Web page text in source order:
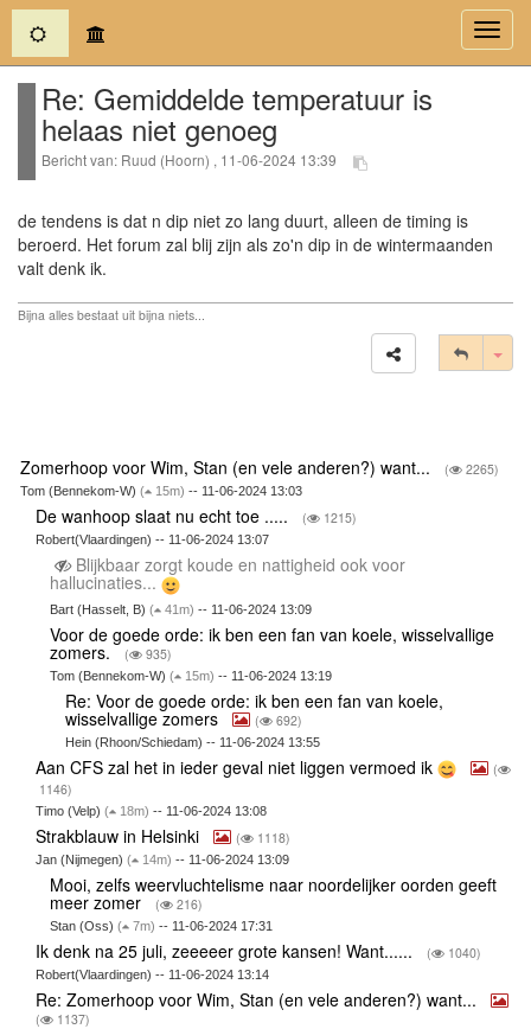
(current)
Re: Gemiddelde temperatuur is
helaas niet genoeg
Bericht van: Ruud (Hoorn) , 11-06-2024 13:39
de tendens is dat n dip niet zo lang duurt, alleen de timing is
beroerd. Het forum zal blij zijn als zo'n dip in de wintermaanden
valt denk ik.
Bijna alles bestaat uit bijna niets...
Zomerhoop voor Wim, Stan (en vele anderen?) want... ( 2265)
Tom (Bennekom-W) ( 15m) -- 11-06-2024 13:03
De wanhoop slaat nu echt toe ..... ( 1215)
Robert(Vlaardingen) -- 11-06-2024 13:07
Blijkbaar zorgt koude en nattigheid ook voor
hallucinaties...
Bart (Hasselt, B)( 41m) -- 11-06-2024 13:09
Voor de goede orde: ik ben een fan van koele, wisselvallige
zomers. ( 935)
Tom (Bennekom-W)( 15m) -- 11-06-2024 13:19
Re: Voor de goede orde: ik ben een fan van koele,
wisselvallige zomers ( 692)
Hein (Rhoon/Schiedam) -- 11-06-2024 13:55
Aan CFS zal het in ieder geval niet liggen vermoed ik
(
1146)
Timo (Velp) ( 18m) -- 11-06-2024 13:08
Strakblauw in Helsinki ( 1118)
Jan (Nijmegen) ( 14m) -- 11-06-2024 13:09
Mooi, zelfs weervluchtelisme naar noordelijker oorden geeft
meer zomer ( 216)
Stan (Oss)( 7m) -- 11-06-2024 17:31
Ik denk na 25 juli, zeeeeer grote kansen! Want...... ( 1040)
Robert(Vlaardingen) -- 11-06-2024 13:14
Re: Zomerhoop voor Wim, Stan (en vele anderen?) want...
( 1137)